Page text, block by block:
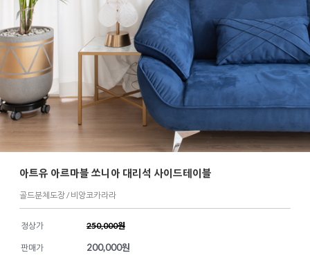
아트유 아르마블 쏘니아 대리석 사이드테이블
골드분체도장 / 비앙코카라라
정상가 250,000원
판매가 200,000원